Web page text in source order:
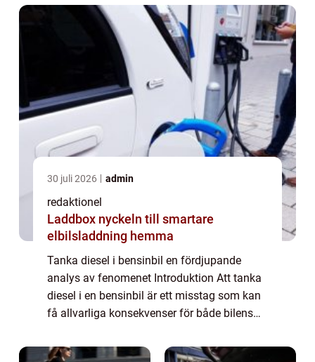
30 juli 2026 admin
redaktionel
Laddbox nyckeln till smartare
elbilsladdning hemma
Tanka diesel i bensinbil en fördjupande
analys av fenomenet Introduktion Att tanka
diesel i en bensinbil är ett misstag som kan
få allvarliga konsekvenser för både bilens
kommer vi att utforska denna ovän...